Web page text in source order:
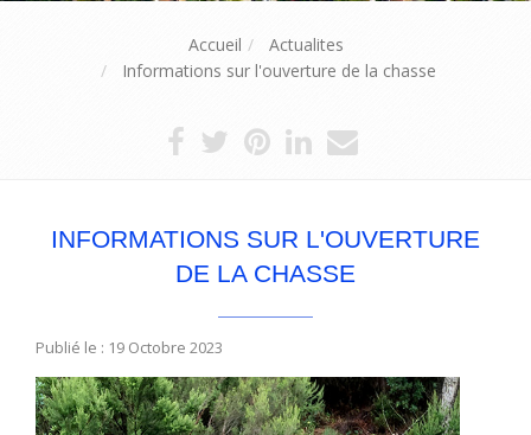
Accueil
Actualites
Informations sur l'ouverture de la chasse
INFORMATIONS SUR L'OUVERTURE
DE LA CHASSE
Publié le : 19 Octobre 2023